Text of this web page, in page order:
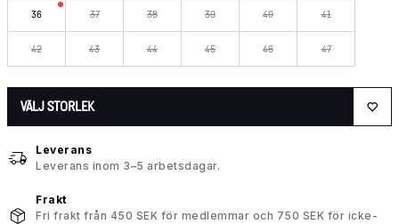
36 37 38 39 40 41
42 43 44 45 46 47
VÄLJ STORLEK
Leverans
Leverans inom 3–5 arbetsdagar.
Frakt
Fri frakt från 450 SEK för medlemmar och 750 SEK för icke-